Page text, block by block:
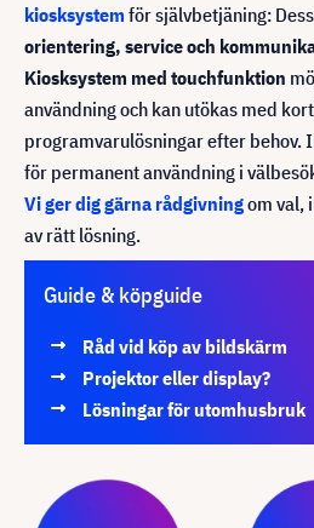
kiosksystem för självbetjäning:
orientering, service och
Kiosksystem med touchfunktion
användning och kan utökas med
programvarulösningar efter
för permanent användning i
Vi ger dig gärna rådgivningom val,
av rätt lösning.
Guide & köpguide
Råd vid köp av bildskärm
Projektor eller display?
Lösningar för utomhusbruk